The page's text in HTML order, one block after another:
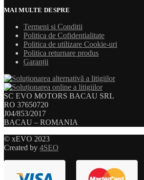
MAI MULTE DESPRE
Termeni si Conditii
Politica de Cofidentialitate
Politica de utilizare Cookie-uri
Politica returnare produs
Garanții
SC EVO MOTORS BACAU SRL
RO 37650720
J04/853/2017
BACAU – ROMANIA
© xEVO 2023
Created by 4SEO